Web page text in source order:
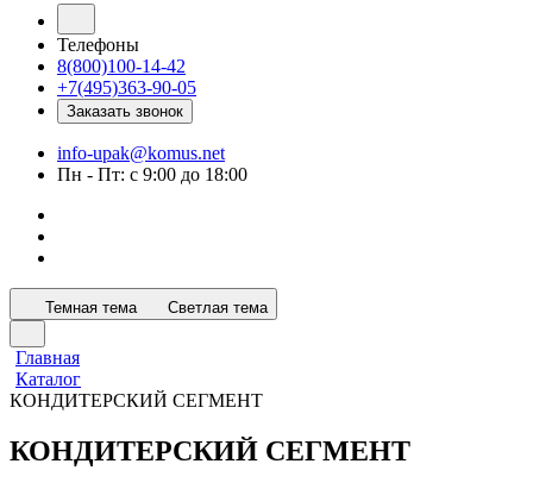
Телефоны
8(800)100-14-42
+7(495)363-90-05
Заказать звонок
info-upak@komus.net
Пн - Пт: с 9:00 до 18:00
Темная тема Светлая тема
Главная
Каталог
КОНДИТЕРСКИЙ СЕГМЕНТ
КОНДИТЕРСКИЙ СЕГМЕНТ
316 товаров
66 товаров
7 товаров
7 товаров
153 товара
40 товаров
13 товаров
25 товаров
5 товаров
6 товаров